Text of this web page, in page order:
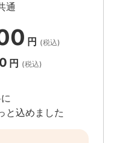
通
円 (税込)
円 (税込)
と込めました